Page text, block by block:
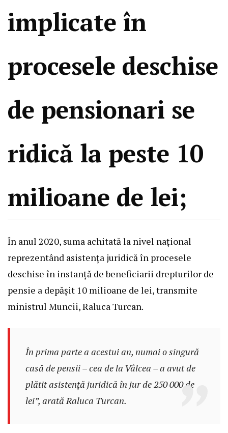
implicate în
procesele deschise
de pensionari se
ridică la peste 10
milioane de lei;
În anul 2020, suma achitată la nivel național
reprezentând asistența juridică în procesele
deschise în instanță de beneficiarii drepturilor de
pensie a depășit 10 milioane de lei, transmite
ministrul Muncii, Raluca Turcan.
În prima parte a acestui an, numai o singură
casă de pensii – cea de la Vâlcea – a avut de
plătit asistență juridică în jur de 250 000 de
lei”, arată Raluca Turcan.